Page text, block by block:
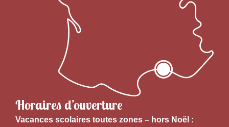
Horaires d’ouverture
Vacances scolaires toutes zones – hors Noël :